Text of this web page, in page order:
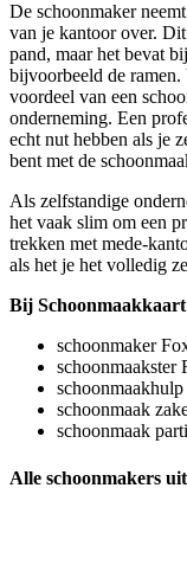
De schoonmaker
van je kantoor over.
pand, maar het bevat
bijvoorbeeld de
voordeel van een
onderneming. Een
echt nut hebben als je
bent met de
Als zelfstandige
het vaak slim om een
trekken met mede-
als het je het volledig
Bij
schoonmaker
schoonmaakster
schoonmaak
schoonmaak
Alle schoonmakers